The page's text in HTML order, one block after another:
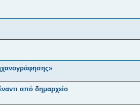
από δημαρχείο